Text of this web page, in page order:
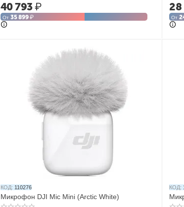
40 793₽
От 35 899 ₽
28
От
КОД: 110276
Микрофон DJI Mic Mini (Arctic White)
КОД: